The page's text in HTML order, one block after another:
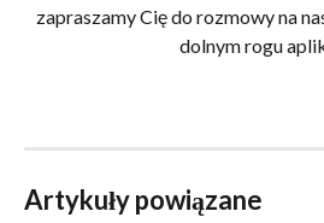
zapraszamy Cię do rozmowy na
dolnym rogu
Artykuły powiązane